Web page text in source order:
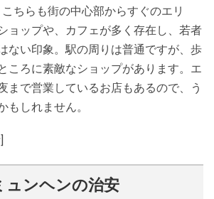
ちらも街の中心部からすぐのエリ
ョップや、カフェが多く存在し、若者
ない印象。駅の周りは普通ですが、歩
ころに素敵なショップがあります。エ
まで営業しているお店もあるので、う
もしれません。
ュンヘンの治安